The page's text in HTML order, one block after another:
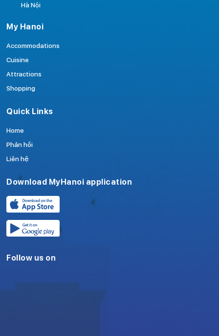
Hà Nội
My Hanoi
Accommodations
Cuisine
Attractions
Shopping
Quick Links
Home
Phản hồi
Liên hệ
Download MyHanoi application
Follow us on